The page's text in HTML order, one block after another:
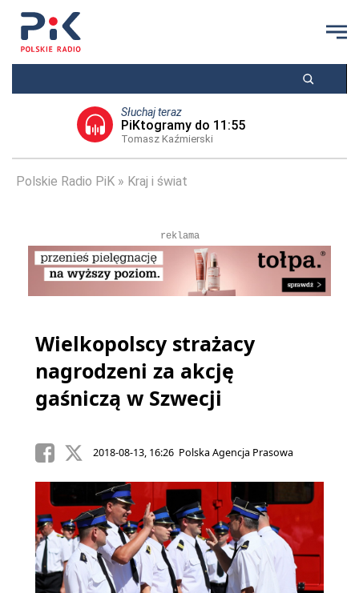
Słuchaj teraz
PiKtogramy do 11:55
Tomasz Kaźmierski
Polskie Radio PiK Kraj i świat
reklama
Wielkopolscy strażacy
nagrodzeni za akcję
gaśniczą w Szwecji
2018-08-13, 16:26 Polska Agencja Prasowa